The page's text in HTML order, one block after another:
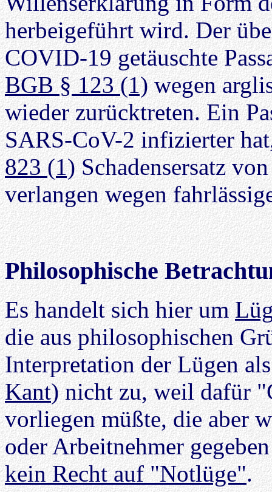
herbeigeführt wird. Der
COVID-19 getäuschte
BGB § 123 (1)wegen
wieder zurücktreten. Ein
SARS-CoV-2 infizierter
823 (1)Schadensersatz
verlangen wegen
Philosophische
Es handelt sich hier um
die aus philosophischen
Interpretation der Lügen
Kant) nicht zu, weil dafür
vorliegen müßte, die aber
oder Arbeitnehmer
kein Recht auf "Notlüge".